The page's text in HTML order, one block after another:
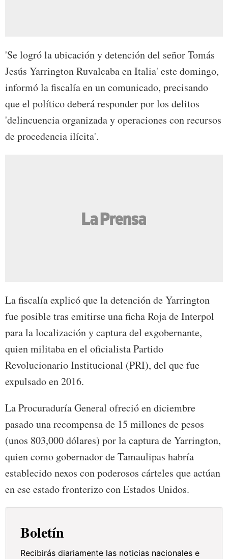
'Se logró la ubicación y detención del señor Tomás
Jesús Yarrington Ruvalcaba en Italia' este domingo,
informó la fiscalía en un comunicado, precisando
que el político deberá responder por los delitos
'delincuencia organizada y operaciones con recursos
de procedencia ilícita'.
La fiscalía explicó que la detención de Yarrington
fue posible tras emitirse una ficha Roja de Interpol
para la localización y captura del exgobernante,
quien militaba en el oficialista Partido
Revolucionario Institucional (PRI), del que fue
expulsado en 2016.
La Procuraduría General ofreció en diciembre
pasado una recompensa de 15 millones de pesos
(unos 803,000 dólares) por la captura de Yarrington,
quien como gobernador de Tamaulipas habría
establecido nexos con poderosos cárteles que actúan
en ese estado fronterizo con Estados Unidos.
Boletín
Recibirás diariamente las noticias nacionales e